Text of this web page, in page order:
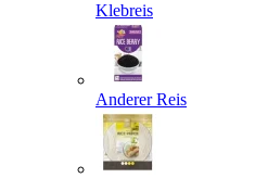
Klebreis
Anderer Reis